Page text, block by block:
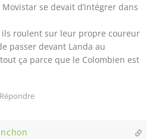
se devait d’intégrer dans
ils roulent sur leur propre coureur
passer devant Landa au
ça parce que le Colombien est
Répondre